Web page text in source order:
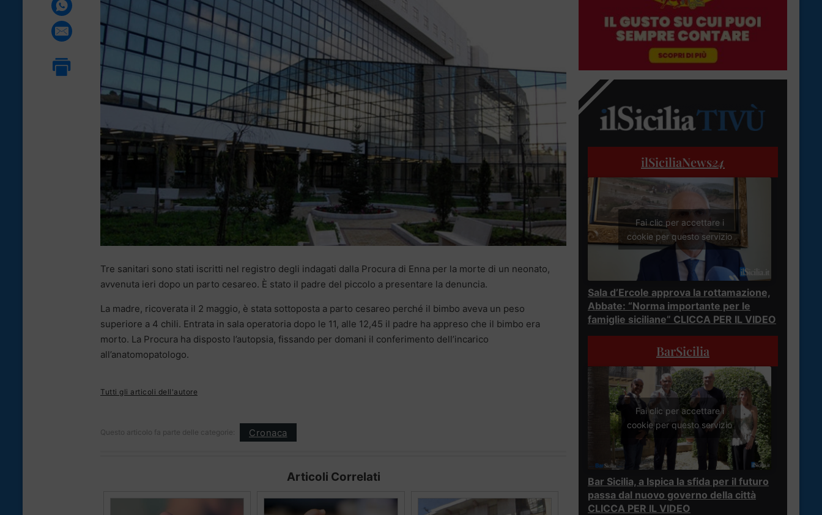
Tre sanitari sono stati iscritti nel registro degli indagati dalla Procura di Enna per la morte di un neonato,
avvenuta ieri dopo un parto cesareo. È stato il padre del piccolo a presentare la denuncia.
La madre, ricoverata il 2 maggio, è stata sottoposta a parto cesareo perché il bimbo aveva un peso
superiore a 4 chili. Entrata in sala operatoria dopo le 11, alle 12,45 il padre ha appreso che il bimbo era
morto. La Procura ha disposto l’autopsia, fissando per domani il conferimento dell’incarico
all’anatomopatologo.
Tutti gli articoli dell'autore
Questo articolo fa parte delle categorie: Cronaca
Articoli Correlati
ilSiciliaNews24
Fai clic per accettare i
cookie per questo servizio
Sala d’Ercole approva la rottamazione,
Abbate: “Norma importante per le
famiglie siciliane” CLICCA PER IL VIDEO
BarSicilia
Fai clic per accettare i
cookie per questo servizio
Bar Sicilia, a Ispica la sfida per il futuro
passa dal nuovo governo della città
CLICCA PER IL VIDEO